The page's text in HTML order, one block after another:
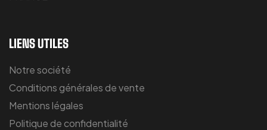
LIENS UTILES
Notre société
Conditions générales de vente
Mentions légales
Politique de confidentialité